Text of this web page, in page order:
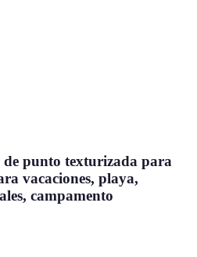
punto texturizada para
vacaciones, playa,
campamento